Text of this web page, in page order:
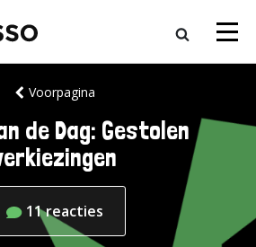
Voorpagina
de Dag: Gestolen
11reacties